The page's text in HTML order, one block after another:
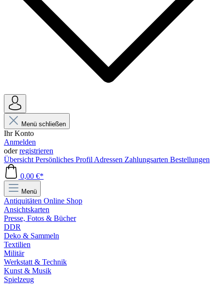
Menü schließen
Ihr Konto
Anmelden
oderregistrieren
Übersicht Persönliches Profil Adressen Zahlungsarten Bestellungen
0,00 €*
Menü
Antiquitäten Online Shop
Ansichtskarten
Presse, Fotos & Bücher
DDR
Deko & Sammeln
Textilien
Militär
Werkstatt & Technik
Kunst & Musik
Spielzeug